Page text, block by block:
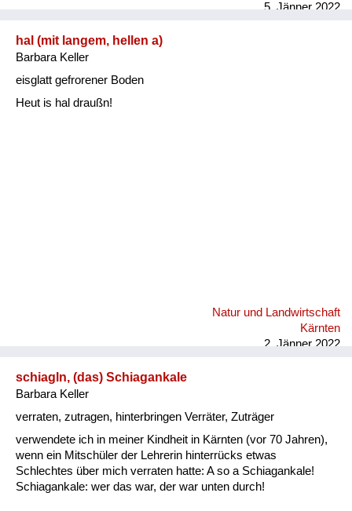
5. Jänner 2022
hal (mit langem, hellen a)
Barbara Keller
eisglatt gefrorener Boden
Heut is hal draußn!
Natur und Landwirtschaft
Kärnten
2. Jänner 2022
schiagln, (das) Schiagankale
Barbara Keller
verraten, zutragen, hinterbringen Verräter, Zuträger
verwendete ich in meiner Kindheit in Kärnten (vor 70 Jahren),
wenn ein Mitschüler der Lehrerin hinterrücks etwas
Schlechtes über mich verraten hatte: A so a Schiagankale!
Schiagankale: wer das war, der war unten durch!